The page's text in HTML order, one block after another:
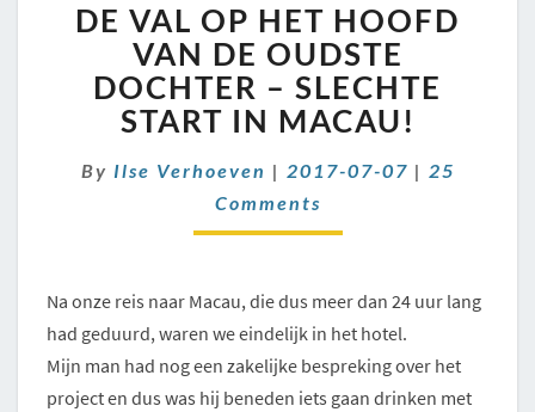
VAL
OP
HET
HOOFD
VAN
OUDSTE
DOCHTER
–
IN
MACAU!
DE VAL OP HET HOOFD
VAN DE OUDSTE
DOCHTER – SLECHTE
START IN MACAU!
By Ilse Verhoeven | 2017-07-07 | Comments
25
Comments
Na onze reis naar Macau, die dus meer dan 24 uur lang
had geduurd, waren we eindelijk in het hotel.
Mijn man had nog een zakelijke bespreking over het
project en dus was hij beneden iets gaan drinken met